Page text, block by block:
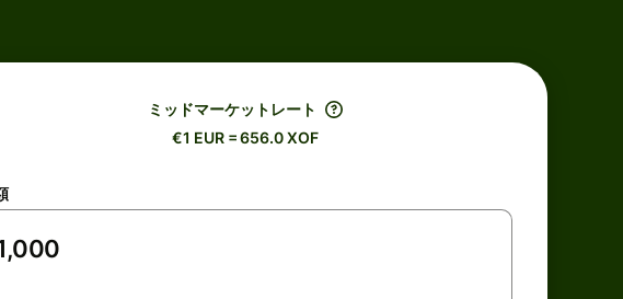
ミッドマーケットレート
€1 EUR = 656.0 XOF